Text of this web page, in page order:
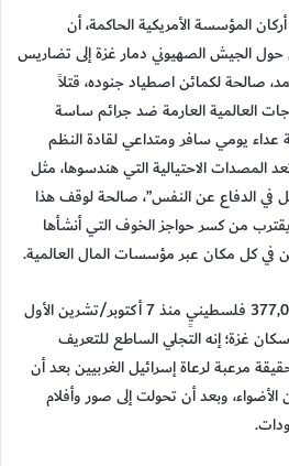
المؤسسة الأمريكية الحاكمة، أن
الجيش الصهيوني دمار غزة إلى تضاريس
صالحة لكمائن اصطياد جنوده، قتلاً
العالمية العارمة ضد جرائم ساسة
عداء يومي سافر ومتداعي لقادة النظم
المصدات الاحتيالية التي هندسوها، مثل
في الدفاع عن النفس”، صالحة لوقف هذا
من كسر حواجز الخوف التي أنشأها
في كل مكان عبر مؤسسات المال العالمية.
فالحقيقة أن الصهاينة قتلوا 377,000 فلسطينيٍ منذ 7 أكتوبر/تشرين الأول
يعادل 20% من سكان غزة؛ إنه التجلي الساطع للتعريف
مرعبة لرعاة إسرائيل الغربيين بعد أن
الأضواء، وبعد أن تحولت إلى صور وأفلام